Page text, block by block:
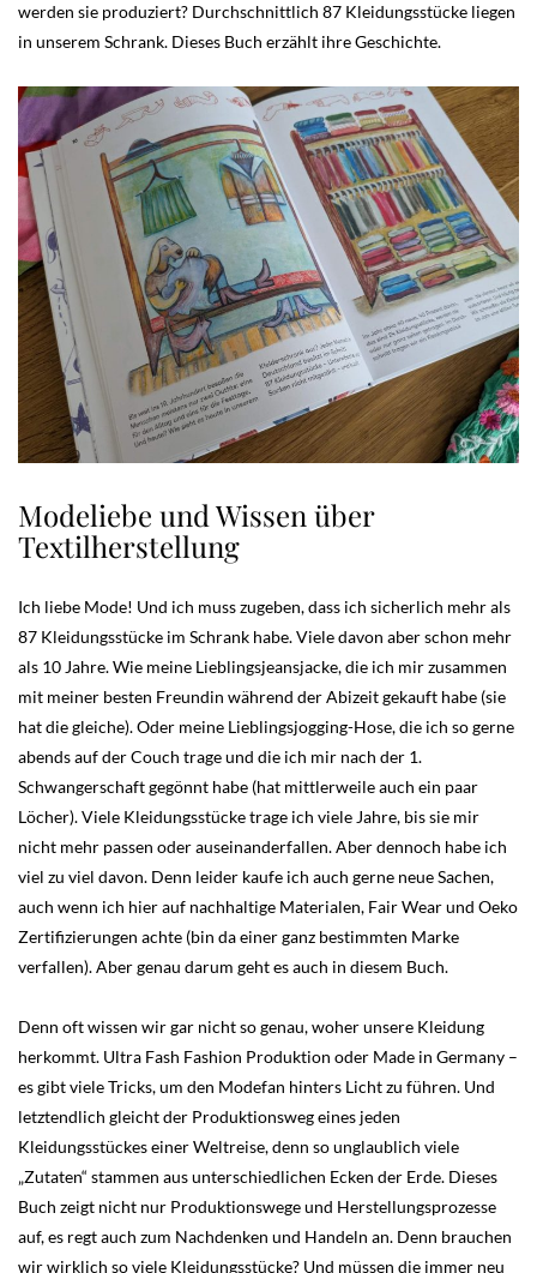
werden sie produziert? Durchschnittlich 87 Kleidungsstücke liegen
in unserem Schrank. Dieses Buch erzählt ihre Geschichte.
Modeliebe und Wissen über
Textilherstellung
Ich liebe Mode! Und ich muss zugeben, dass ich sicherlich mehr als
87 Kleidungsstücke im Schrank habe. Viele davon aber schon mehr
als 10 Jahre. Wie meine Lieblingsjeansjacke, die ich mir zusammen
mit meiner besten Freundin während der Abizeit gekauft habe (sie
hat die gleiche). Oder meine Lieblingsjogging-Hose, die ich so gerne
abends auf der Couch trage und die ich mir nach der 1.
Schwangerschaft gegönnt habe (hat mittlerweile auch ein paar
Löcher). Viele Kleidungsstücke trage ich viele Jahre, bis sie mir
nicht mehr passen oder auseinanderfallen. Aber dennoch habe ich
viel zu viel davon. Denn leider kaufe ich auch gerne neue Sachen,
auch wenn ich hier auf nachhaltige Materialen, Fair Wear und Oeko
Zertifizierungen achte (bin da einer ganz bestimmten Marke
verfallen). Aber genau darum geht es auch in diesem Buch.
Denn oft wissen wir gar nicht so genau, woher unsere Kleidung
herkommt. Ultra Fash Fashion Produktion oder Made in Germany –
es gibt viele Tricks, um den Modefan hinters Licht zu führen. Und
letztendlich gleicht der Produktionsweg eines jeden
Kleidungsstückes einer Weltreise, denn so unglaublich viele
„Zutaten“ stammen aus unterschiedlichen Ecken der Erde. Dieses
Buch zeigt nicht nur Produktionswege und Herstellungsprozesse
auf, es regt auch zum Nachdenken und Handeln an. Denn brauchen
wir wirklich so viele Kleidungsstücke? Und müssen die immer neu